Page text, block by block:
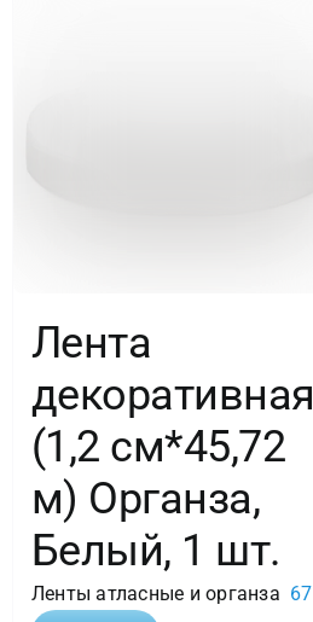
Лента
декоративная
(1,2 см*45,72
м) Органза,
Белый, 1 шт.
Ленты атласные и органза 67